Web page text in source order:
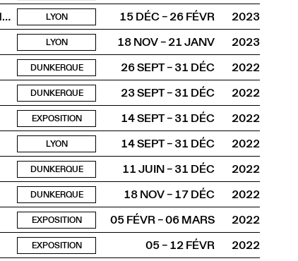
ASBR / Truwant + Rodet +, Boltshauser Architekten AG, Buol & Zünd, COCI, Wilfried Dechau, Rahbaran Hürzeler Architects, Rapin Saiz Architectes LYON 15 DÉC – 26 FÉVR
2023
LYON 18 NOV – 21 JANV
2023
DUNKERQUE 26 SEPT – 31 DÉC
2022
DUNKERQUE 23 SEPT – 31 DÉC
2022
EXPOSITION 14 SEPT – 31 DÉC
2022
LYON 14 SEPT – 31 DÉC
2022
DUNKERQUE 11 JUIN – 31 DÉC
2022
DUNKERQUE 18 NOV – 17 DÉC
2022
EXPOSITION 05 FÉVR – 06 MARS
2022
EXPOSITION 05 – 12 FÉVR
2022